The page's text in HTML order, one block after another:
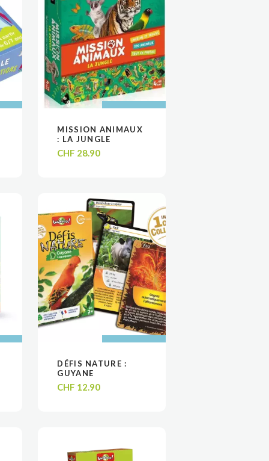
VOIR
VOIR
PANIER
PANIER
MISSION ANIMAUX
: LA JUNGLE
CHF 28.90
VOIR
VOIR
PANIER
PANIER
DÉFIS NATURE :
GUYANE
CHF 12.90